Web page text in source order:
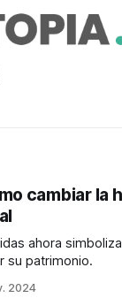
cambiar la
ahora
su patrimonio.
2024